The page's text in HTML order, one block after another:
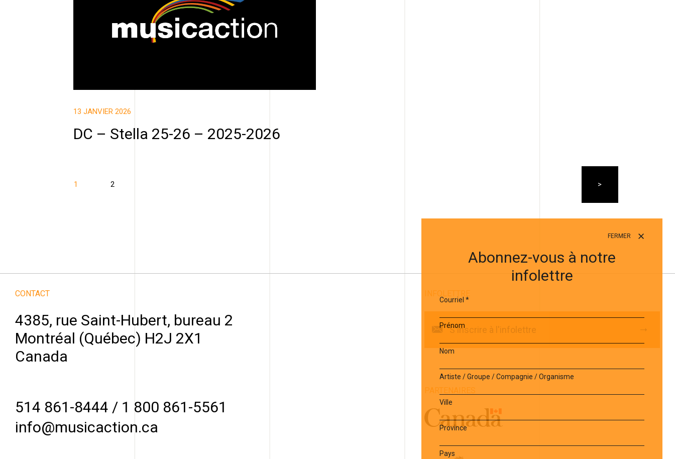
13 JANVIER 2026
DC – Stella 25-26 – 2025-2026
1 2
CONTACT
4385, rue Saint-Hubert, bureau 2
Montréal (Québec) H2J 2X1
Canada
514 861-8444 / 1 800 861-5561
info@musicaction.ca
INFOLETTRE
S'inscrire à l'infolettre
PARTENAIRES
FERMER
Abonnez-vous à notre
infolettre
Courriel *
Prénom
Nom
Artiste / Groupe / Compagnie / Organisme
Ville
Province
Pays